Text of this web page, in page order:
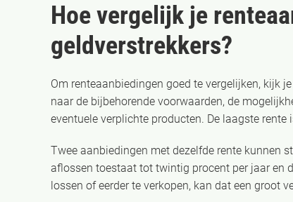
Hoe vergelijk je
geldverstrekkers?
Om renteaanbiedingen goed te vergelijken, kijk
naar de bijbehorende voorwaarden, de
eventuele verplichte producten. De laagste
Twee aanbiedingen met dezelfde rente kunnen
aflossen toestaat tot twintig procent per jaar en
lossen of eerder te verkopen, kan dat een groot